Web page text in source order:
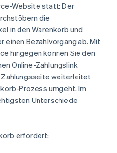
Website statt: Der
die
in den Warenkorb und
einen Bezahlvorgang ab. Mit
hingegen können Sie den
Online-Zahlungslink
weiterleitet
Prozess umgeht. Im
Unterschiede
erfordert: